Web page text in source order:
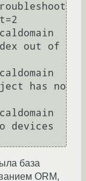
out of
has no
база
ORM,